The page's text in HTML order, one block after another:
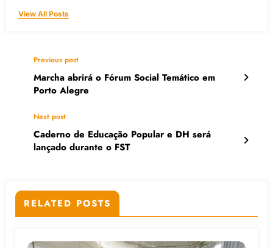
View All Posts
Previous post
Marcha abrirá o Fórum Social Temático em
Porto Alegre
Next post
Caderno de Educação Popular e DH será
lançado durante o FST
RELATED POSTS